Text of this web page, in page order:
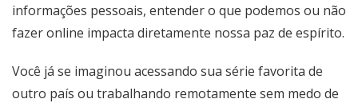
informações pessoais, entender o que podemos ou não
fazer online impacta diretamente nossa paz de espírito.
Você já se imaginou acessando sua série favorita de
outro país ou trabalhando remotamente sem medo de